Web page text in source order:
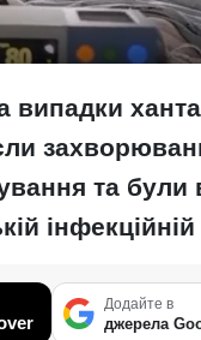
випадки
та були
інфекційній
Додайте в
джерела